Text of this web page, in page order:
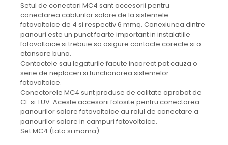
Setul de conectori MC4 sant accesorii pentru
conectarea cablurilor solare de la sistemele
fotovoltaice de 4 si respectiv 6 mmq. Conexiunea dintre
panouri este un punct foarte important in instalatiile
fotovoltaice si trebuie sa asigure contacte corecte si o
etansare buna.
Contactele sau legaturile facute incorect pot cauza o
serie de neplaceri si functionarea sistemelor
fotovoltaice.
Conectorele MC4 sunt produse de calitate aprobat de
CE si TUV. Aceste accesorii folosite pentru conectarea
panourilor solare fotovoltaice au rolul de conectare a
panourilor solare in campuri fotovoltaice.
Set MC4 (tata si mama)